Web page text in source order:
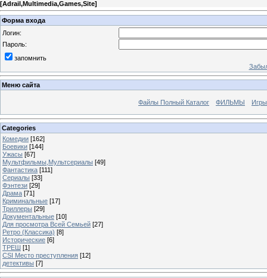
[Adrail,Multimedia,Games,Site]
Форма входа
Логин:
Пароль:
запомнить
Меню сайта
Файлы Полный Каталог ФИЛЬМЫ
Categories
Комедии [162]
Боевики [144]
Ужасы [67]
Мультфильмы,Мультсериалы [49]
Фантастика [111]
Сериалы [33]
Фэнтези [29]
Драма [71]
Криминальные [17]
Триллеры [29]
Документальные [10]
Для просмотра Всей Семьей [27]
Ретро (Классика) [8]
Исторические [6]
ТРЕШ [1]
CSI Место преступления [12]
детективы [7]